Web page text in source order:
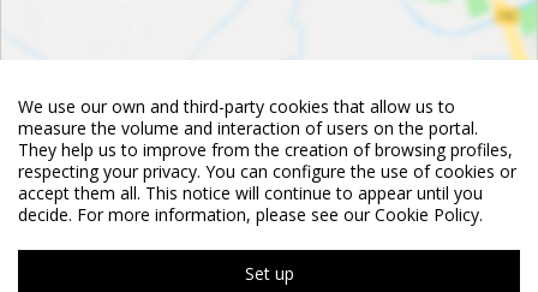
We use our own and third-party cookies that allow us to
measure the volume and interaction of users on the portal.
They help us to improve from the creation of browsing profiles,
respecting your privacy. You can configure the use of cookies or
accept them all. This notice will continue to appear until you
decide. For more information, please see our Cookie Policy.
Set up
©OpenStreetMapContributors